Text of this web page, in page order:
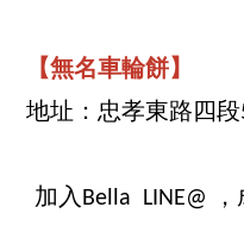
【無名車輪餅】
地址：忠孝東路四段
加入Bella LINE@